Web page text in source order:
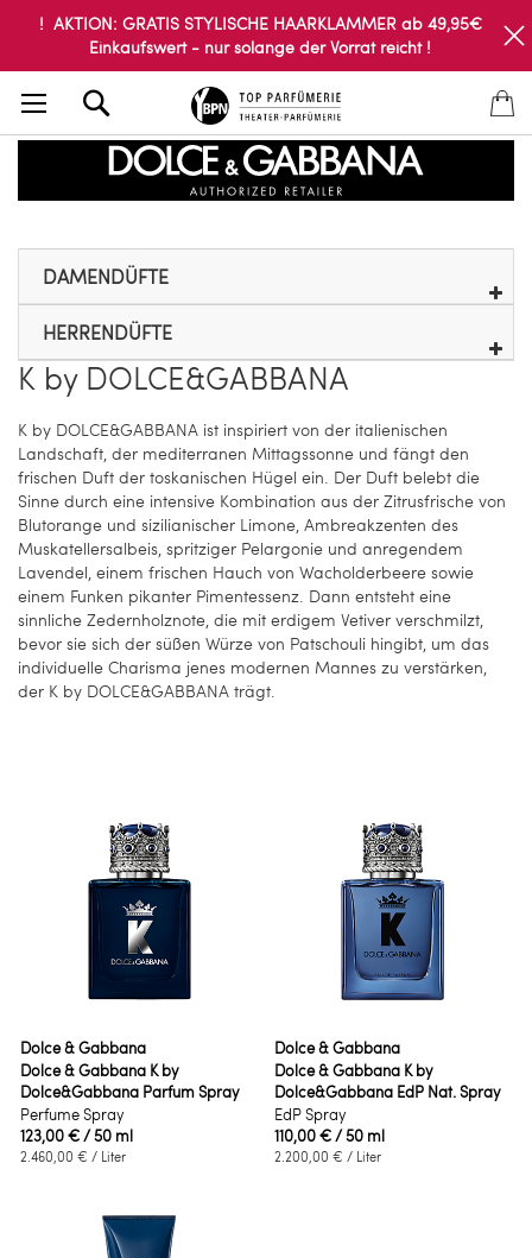
! AKTION: GRATIS STYLISCHE HAARKLAMMER ab 49,95€
Einkaufswert - nur solange der Vorrat reicht !
DAMENDÜFTE
HERRENDÜFTE
K by DOLCE&GABBANA
K by DOLCE&GABBANA ist inspiriert von der italienischen
Landschaft, der mediterranen Mittagssonne und fängt den
frischen Duft der toskanischen Hügel ein. Der Duft belebt die
Sinne durch eine intensive Kombination aus der Zitrusfrische von
Blutorange und sizilianischer Limone, Ambreakzenten des
Muskatellersalbeis, spritziger Pelargonie und anregendem
Lavendel, einem frischen Hauch von Wacholderbeere sowie
einem Funken pikanter Pimentessenz. Dann entsteht eine
sinnliche Zedernholznote, die mit erdigem Vetiver verschmilzt,
bevor sie sich der süßen Würze von Patschouli hingibt, um das
individuelle Charisma jenes modernen Mannes zu verstärken,
der K by DOLCE&GABBANA trägt.
Dolce & Gabbana
Dolce & Gabbana K by
Dolce&Gabbana Parfum Spray
Perfume Spray
123,00 €/ 50 ml
2.460,00 € / Liter
Dolce & Gabbana
Dolce & Gabbana K by
Dolce&Gabbana EdP Nat. Spray
EdP Spray
110,00 €/ 50 ml
2.200,00 € / Liter